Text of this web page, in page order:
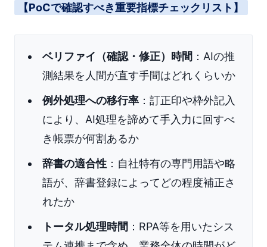
【PoCで確認すべき重要指標チェックリスト】
ベリファイ（確認・修正）時間 ：AIの推
測結果を人間が直す手間はどれくらいか
例外処理への移行率 ：訂正印や枠外記入
により、AI処理を諦めて手入力に回すべ
き帳票が何割あるか
辞書の適合性 ：自社特有の専門用語や略
語が、辞書登録によってどの程度補正さ
れたか
トータル処理時間 ：RPA等を用いたシス